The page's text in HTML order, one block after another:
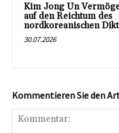
Kim Jong Un
auf den Reichtum des
nordkoreanischen
30.07.2026
Kommentieren Sie den